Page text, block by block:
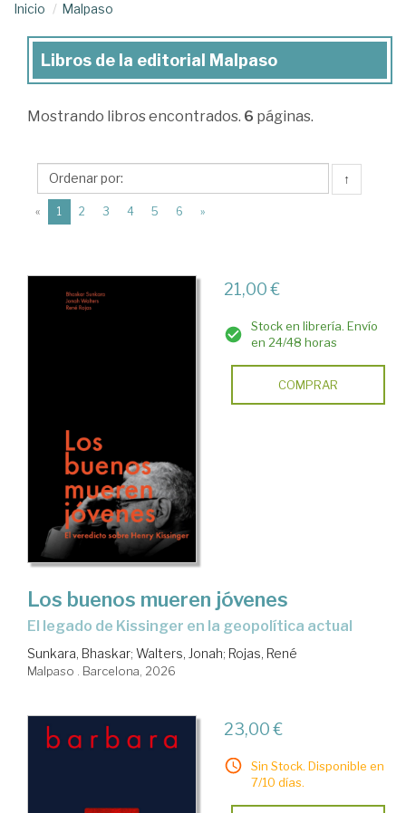
Inicio Malpaso
Libros
la
Malpaso
Libros de la editorial Malpaso
Mostrando libros encontrados. 6 páginas.
↑
« 1 (current)
2 3 4 5 6 »
21,00 €
Stock en librería. Envío
en 24/48 horas
COMPRAR
Los buenos mueren jóvenes
el legado de Kissinger en la geopolítica actual
Sunkara, Bhaskar; Walters, Jonah; Rojas, René
Malpaso . Barcelona, 2026
23,00 €
Sin Stock. Disponible en
7/10 días.